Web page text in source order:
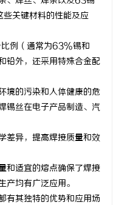
关键材料的性能及应
例（通常为63%锡和
铅外，还采用特殊合金配
境的污染和人体健康的危
锡丝在电子产品制造、汽
差异，提高焊接质量和效
和适宜的熔点确保了焊接
均有广泛应用。
有其独特的优势和应用场